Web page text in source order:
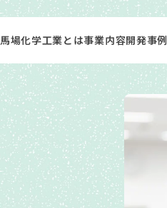
馬場化学工業とは事業内容開発事例